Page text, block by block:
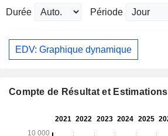
Durée Période
EDV: Graphique dynamique
Compte de Résultat et Estimations